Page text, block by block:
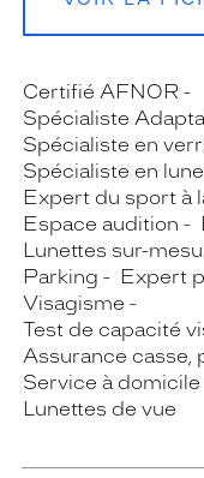
Certifié AFNOR
Spécialiste
Spécialiste en
Spécialiste en
Expert du sport à
Espace audition
Lunettes sur-
Parking
Expert
Visagisme
Test de capacité
Assurance casse,
Service à domicile
Lunettes de vue